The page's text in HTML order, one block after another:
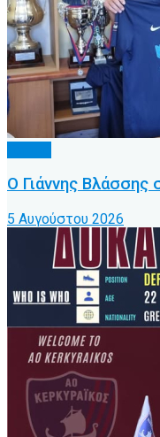
Ο Γιάννης
5 Αυγούστου 2026